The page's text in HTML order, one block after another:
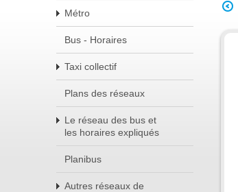
Métro
Bus - Horaires
Taxi collectif
Plans des réseaux
Le réseau des bus et
les horaires expliqués
Planibus
Autres réseaux de